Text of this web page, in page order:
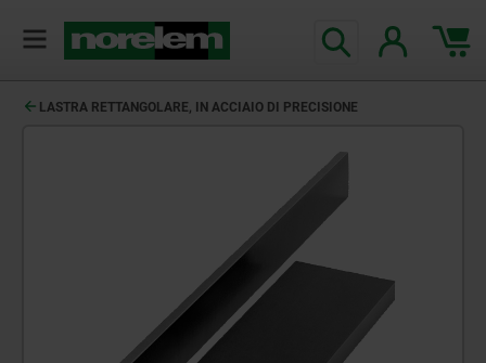
LASTRA RETTANGOLARE, IN ACCIAIO DI PRECISIONE